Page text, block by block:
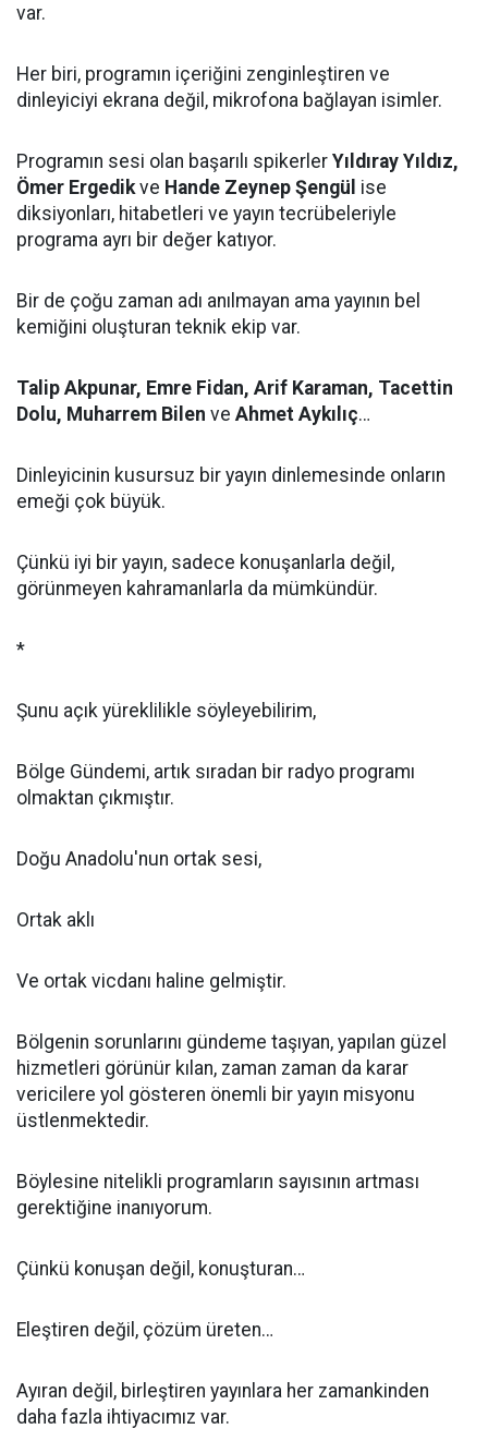
var.
Her biri, programın içeriğini zenginleştiren ve
dinleyiciyi ekrana değil, mikrofona bağlayan isimler.
Programın sesi olan başarılı spikerler Yıldıray Yıldız,
Ömer Ergedikve Hande Zeynep Şengül ise
diksiyonları, hitabetleri ve yayın tecrübeleriyle
programa ayrı bir değer katıyor.
Bir de çoğu zaman adı anılmayan ama yayının bel
kemiğini oluşturan teknik ekip var.
Talip Akpunar, Emre Fidan, Arif Karaman, Tacettin
Dolu, Muharrem Bilen ve Ahmet Aykılıç…
Dinleyicinin kusursuz bir yayın dinlemesinde onların
emeği çok büyük.
Çünkü iyi bir yayın, sadece konuşanlarla değil,
görünmeyen kahramanlarla da mümkündür.
*
Şunu açık yüreklilikle söyleyebilirim,
Bölge Gündemi, artık sıradan bir radyo programı
olmaktan çıkmıştır.
Doğu Anadolu'nun ortak sesi,
Ortak aklı
Ve ortak vicdanı haline gelmiştir.
Bölgenin sorunlarını gündeme taşıyan, yapılan güzel
hizmetleri görünür kılan, zaman zaman da karar
vericilere yol gösteren önemli bir yayın misyonu
üstlenmektedir.
Böylesine nitelikli programların sayısının artması
gerektiğine inanıyorum.
Çünkü konuşan değil, konuşturan…
Eleştiren değil, çözüm üreten…
Ayıran değil, birleştiren yayınlara her zamankinden
daha fazla ihtiyacımız var.